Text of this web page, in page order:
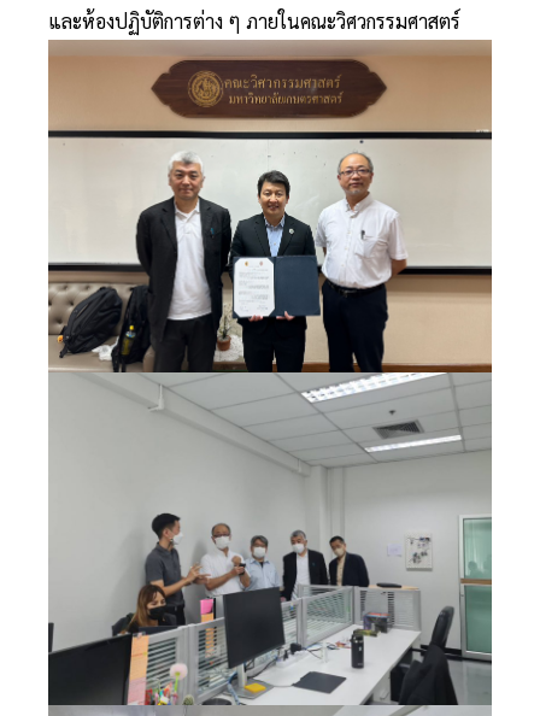
และห้องปฏิบัติการต่าง ๆ ภายในคณะวิศวกรรมศาสตร์